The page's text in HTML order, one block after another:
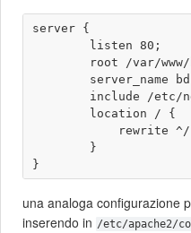
server {
        listen 80;
root /var/www/
server_name
include /etc/
        location / {
rewrite
        }
una analoga configurazione
inserendo in /etc/apache2/